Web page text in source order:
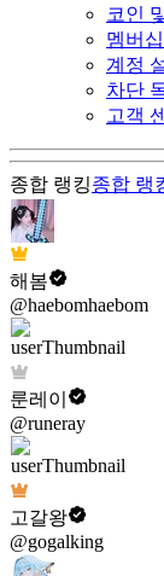
코인
멤버
계정
차단
고객
종합 랭킹종합 랭
해봄
@haebomhaebom
룬레이
@runeray
고갈왕
@gogalking